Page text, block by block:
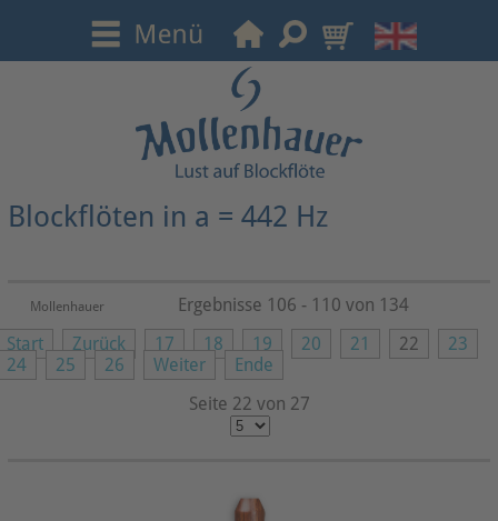
Blockflöten in a = 442 Hz
Mollenhauer
Start Zurück 17 18 19 20 21 22
23
24
25 26 Weiter
Ende
Seite 22 von 27
Ergebnisse 106 - 110 von 134